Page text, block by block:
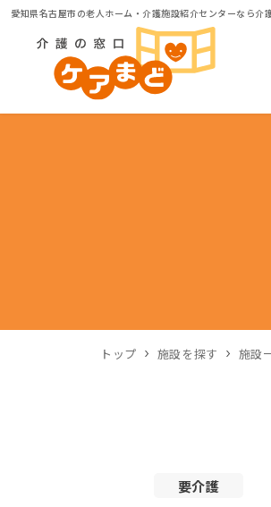
愛知県名古屋市の老人ホーム・介護施設紹介センターなら介
トップ 施設を探す 施設
要介護